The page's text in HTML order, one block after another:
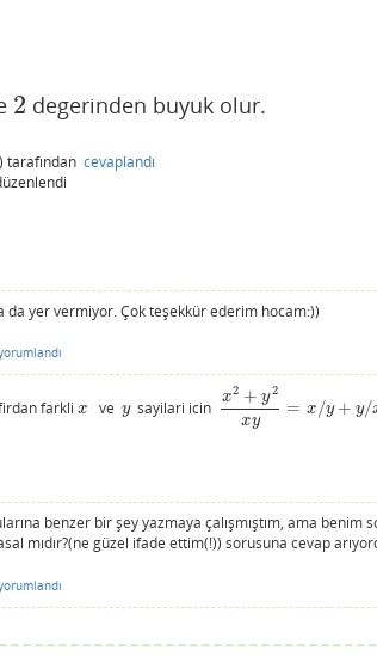
2
2 degerinden buyuk olur.
tarafından cevaplandı
da yer vermiyor. Çok teşekkür ederim hocam:))
farklix
x vey
ysayilari icin
x2 + y2
xy
= x /y + y/
x2+y2xy= x/y +y/x≥2
benzer bir şey yazmaya çalışmıştım, ama benim
mıdır?(ne güzel ifade ettim(!)) sorusuna cevap